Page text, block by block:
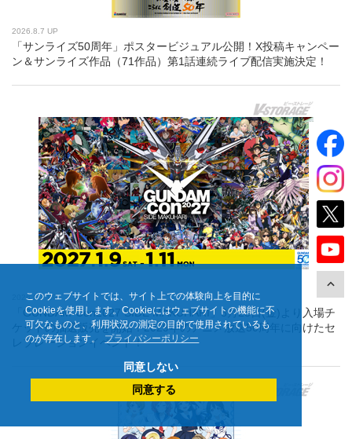
このウェブサイトでは、サイト上での体験向上を目的に
Cookieを使用します。Cookieにはウェブサイトの機能に不
可欠なものと、利用状況の測定の目的で使用されているも
のが存在します。
プライバシーポリシー
同意しない
同意する
2026.8.7 UP
「サンライズ50周年」ポスタービジュアル公開！X投稿キャンペー
ン＆サンライズ作品（71作品）第1話連続ライブ配信実施決定！
2026.8.7 UP
「GUNDAM-Con2027 SIDE MAKUHARI」8月28日(金)より入場チ
ケットの抽選販売を開始！2029年のアニメ放送50周年に向けたセ
レブレーションイベント！